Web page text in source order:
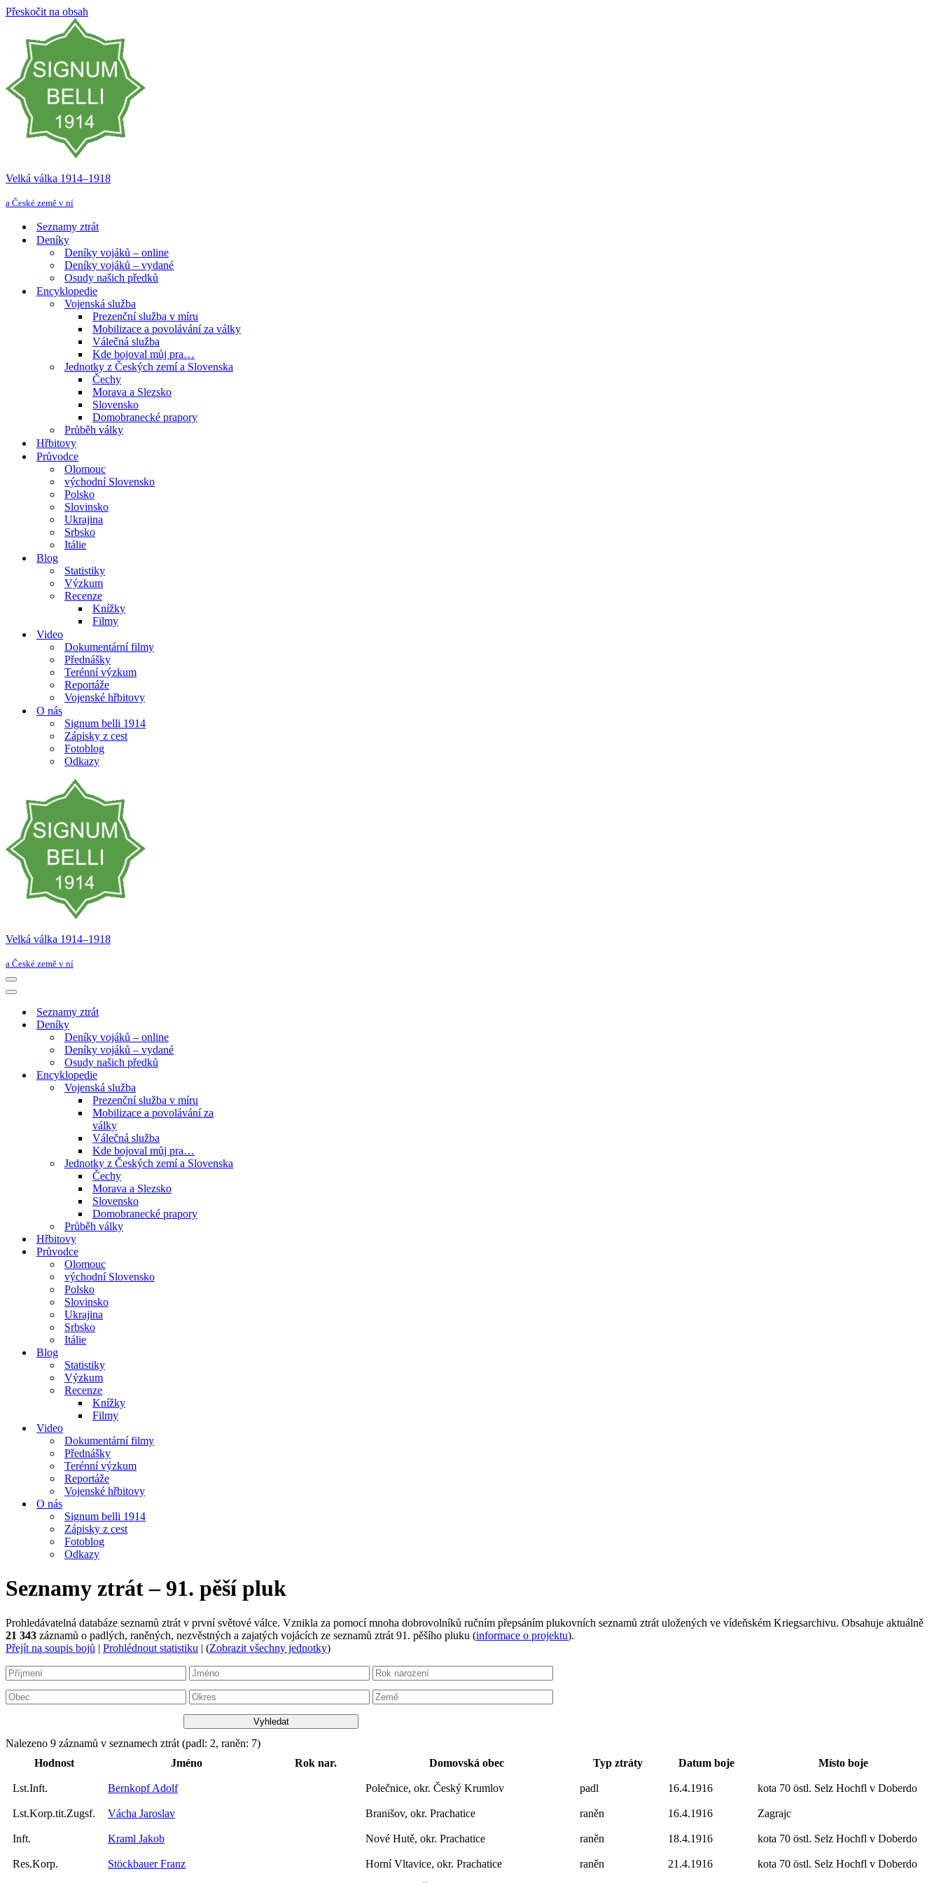
Přeskočit na obsah
Velká válka 1914–⁠⁠⁠⁠⁠⁠1918
a České země v ní
Seznamy ztrát
Deníky
Deníky vojáků – online
Deníky vojáků – vydané
Osudy našich předků
Encyklopedie
Vojenská služba
Prezenční služba v míru
Mobilizace a povolávání za války
Válečná služba
Kde bojoval můj pra…
Jednotky z Českých zemí a Slovenska
Čechy
Morava a Slezsko
Slovensko
Domobranecké prapory
Průběh války
Hřbitovy
Průvodce
Olomouc
východní Slovensko
Polsko
Slovinsko
Ukrajina
Srbsko
Itálie
Blog
Statistiky
Výzkum
Recenze
Knížky
Filmy
Video
Dokumentární filmy
Přednášky
Terénní výzkum
Reportáže
Vojenské hřbitovy
O nás
Signum belli 1914
Zápisky z cest
Fotoblog
Odkazy
Velká válka 1914–⁠⁠⁠⁠⁠⁠1918
a České země v ní
Navigační
menu
Navigační
Seznamy ztrát
Deníky
Deníky vojáků – online
Deníky vojáků – vydané
Osudy našich předků
Encyklopedie
Vojenská služba
Prezenční služba v míru
Mobilizace a povolávání za
války
Válečná služba
Kde bojoval můj pra…
Jednotky z Českých zemí a Slovenska
Čechy
Morava a Slezsko
Slovensko
Domobranecké prapory
Průběh války
Hřbitovy
Průvodce
Olomouc
východní Slovensko
Polsko
Slovinsko
Ukrajina
Srbsko
Itálie
Blog
Statistiky
Výzkum
Recenze
Knížky
Filmy
Video
Dokumentární filmy
Přednášky
Terénní výzkum
Reportáže
Vojenské hřbitovy
O nás
Signum belli 1914
Zápisky z cest
Fotoblog
Odkazy
Seznamy ztrát – 91. pěší pluk
Prohledávatelná databáze seznamů ztrát v první světové válce. Vznikla za pomocí mnoha dobrovolníků ručním přepsáním plukovních seznamů ztrát uložených ve vídeňském Kriegsarchivu. Obsahuje aktuálně
21 343 záznamů o padlých, raněných, nezvěstných a zajatých vojácích ze seznamů ztrát 91. pěšího pluku (informace o projektu).
Přejít na soupis bojů | Prohlédnout statistiku | (Zobrazit všechny jednotky)
Nalezeno 9 záznamů v seznamech ztrát (padl: 2, raněn: 7)
Hodnost
Jméno Rok nar. Domovská obec Typ ztráty Datum boje Místo boje
Lst.Inft. Bernkopf Adolf Polečnice, okr. Český Krumlov padl 16.4.1916 kota 70 östl. Selz Hochfl v Doberdo
Lst.Korp.tit.Zugsf. Vácha Jaroslav Branišov, okr. Prachatice raněn 16.4.1916 Zagrajc
Inft. Kraml Jakob Nové Hutě, okr. Prachatice raněn 18.4.1916 kota 70 östl. Selz Hochfl v Doberdo
Res.Korp. Stöckbauer Franz Horní Vltavice, okr. Prachatice raněn 21.4.1916 kota 70 östl. Selz Hochfl v Doberdo